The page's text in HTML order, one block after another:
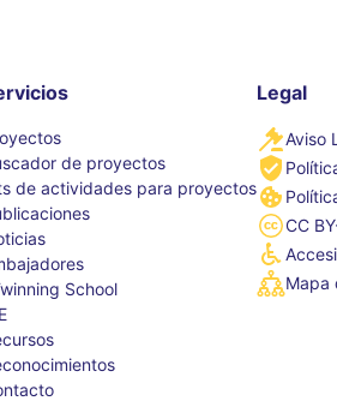
de proyectos
de actividades para proyectos
School
Legal
Aviso
CC
Mapa